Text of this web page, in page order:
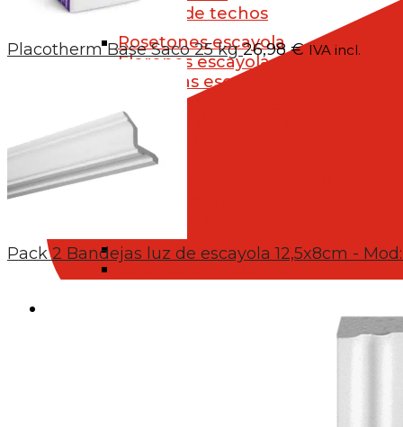
Decoración de techos
Rosetones escayola
Florones escayola
Ménsulas escayola
Columnas de escayola
Apliques de escayola
Bóvedas de escayola
Vigas de escayola
Trampillas de escayola
Esparto para escayola
Falsos techos desmontables y fijos o
Placotherm Base Saco 25 kg26,98€ IVA incl.
Pack 2 Bandejas luz de escayola 12,5x8cm -